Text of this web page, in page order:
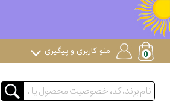
منو کاربری و پیگیری